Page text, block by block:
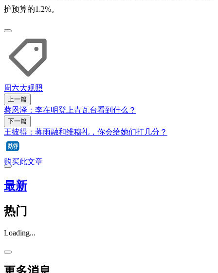
护预算的1.2%。
周六大观照
上一篇
蔡恩泽：李在明登上青瓦台看到什么？
下一篇
王彼得：蒋雨融和维穆礼，你会给她们打几分？
购买此文章
最新
热门
Loading...